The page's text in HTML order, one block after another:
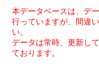
本データベースは、デ
行っていますが、間違
い。
データは常時、更新し
ております。